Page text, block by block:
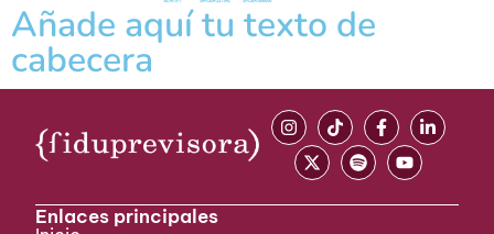
Añade aquí tu texto de
cabecera
Enlaces principales